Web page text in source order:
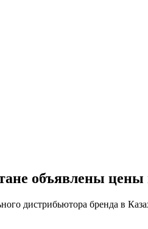
объявлены цены
дистрибьютора бренда в